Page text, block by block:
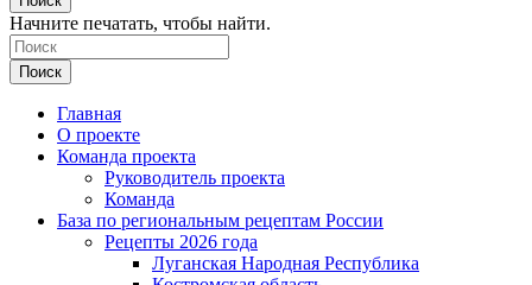
Начните печатать, чтобы найти.
Поиск
Главная
О проекте
Команда проекта
Руководитель проекта
Команда
База по региональным рецептам России
Рецепты 2026 года
Луганская Народная Республика